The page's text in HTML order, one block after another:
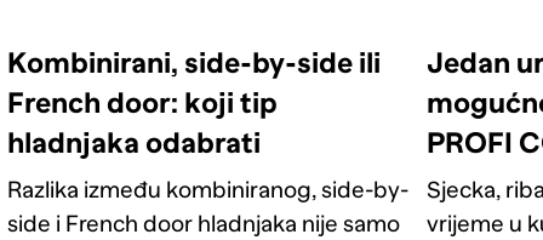
Kombinirani, side-by-side ili
French door: koji tip
hladnjaka odabrati
Razlika između kombiniranog, side-by-
side i French door hladnjaka nije samo
Jedan
PROFI
Sjecka,
vrijeme u